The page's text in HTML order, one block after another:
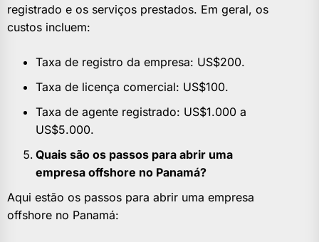
registrado e os serviços prestados. Em geral, os
custos incluem:
Taxa de registro da empresa: US$200.
Taxa de licença comercial: US$100.
Taxa de agente registrado: US$1.000 a
US$5.000.
Quais são os passos para abrir uma
empresa offshore no Panamá?
Aqui estão os passos para abrir uma empresa
offshore no Panamá: